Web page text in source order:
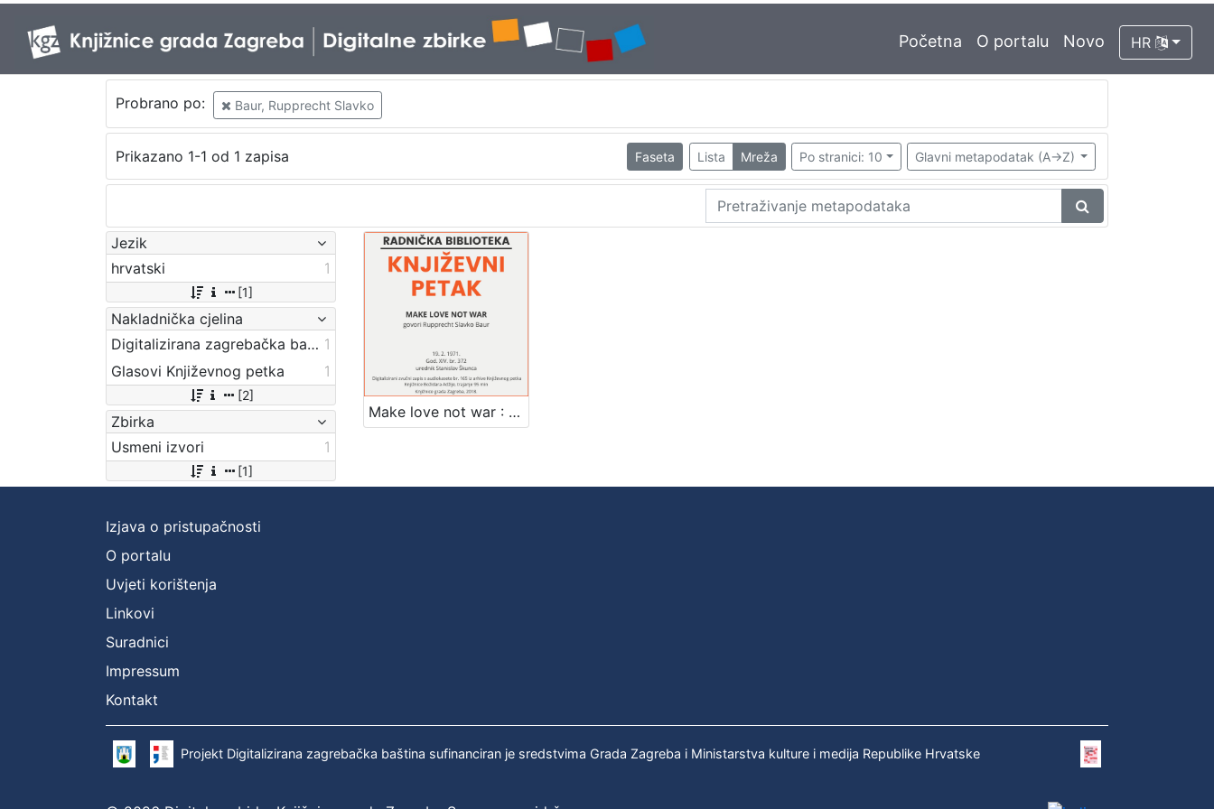
Početna O portalu Novo HR
Probrano po: Baur, Rupprecht Slavko
Prikazano 1-1 od 1 zapisa Faseta Lista Mreža Po stranici: 10 Glavni metapodatak (A->Z)
Jezik
hrvatski
1
[1]
Nakladnička cjelina
Digitalizirana zagrebačka baština 1
Glasovi Književnog petka
1
[2]
Zbirka
Usmeni izvori
1
[1]
Make love not war : Književni petak, 19. 2. 1971., br. 372 / govori Rupprecht Slavko Baur ; urednik Stanislav Škunca
Izjava o pristupačnosti
O portalu
Uvjeti korištenja
Linkovi
Suradnici
Impressum
Kontakt
Projekt Digitalizirana zagrebačka baština sufinanciran je sredstvima Grada Zagreba i Ministarstva kulture i medija Republike Hrvatske